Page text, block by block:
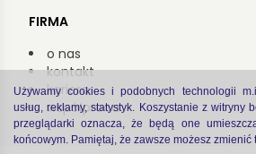
Używamy cookies i podobnych technologii
usług, reklamy, statystyk. Koszystanie z witryny
przeglądarki oznacza, że będą one
końcowym. Pamiętaj, że zawsze możesz zmienić
FIRMA
o nas
kontakt
kariera
współpraca